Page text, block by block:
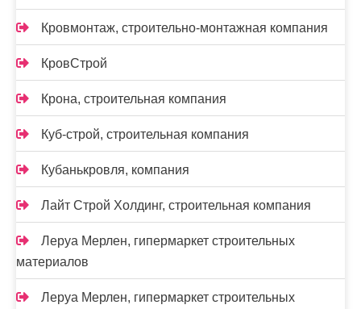
Кровмонтаж, строительно-монтажная компания
КровСтрой
Крона, строительная компания
Куб-строй, строительная компания
Кубанькровля, компания
Лайт Строй Холдинг, строительная компания
Леруа Мерлен, гипермаркет строительных
материалов
Леруа Мерлен, гипермаркет строительных